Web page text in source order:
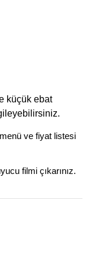
küçük ebat
ve fiyat listesi
filmi çıkarınız.